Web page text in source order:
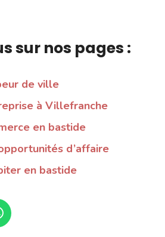
sur nos pages :
de ville
à Villefranche
en bastide
d’affaire
en bastide